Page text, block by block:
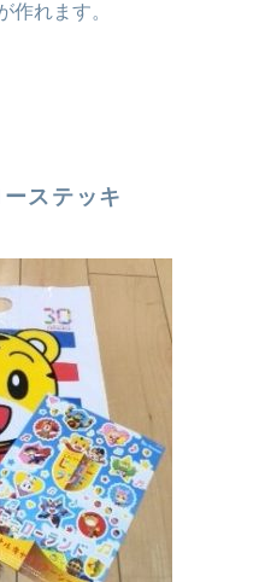
作れます。
ステッキ